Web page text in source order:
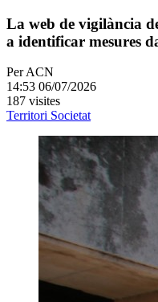
La web de vigilància
a identificar mesures
PerACN
14:53 06/07/2026
187 visites
Territori Societat